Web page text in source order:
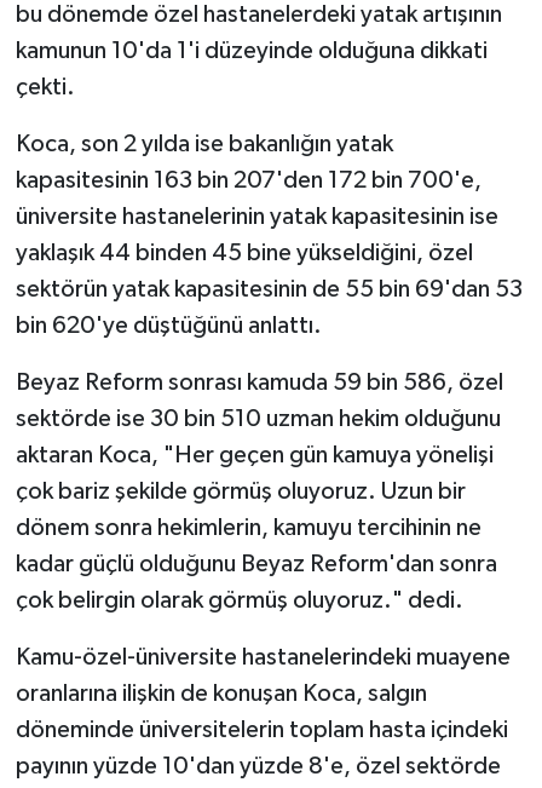
bu dönemde özel hastanelerdeki yatak artışının
kamunun 10'da 1'i düzeyinde olduğuna dikkati
çekti.
Koca, son 2 yılda ise bakanlığın yatak
kapasitesinin 163 bin 207'den 172 bin 700'e,
üniversite hastanelerinin yatak kapasitesinin ise
yaklaşık 44 binden 45 bine yükseldiğini, özel
sektörün yatak kapasitesinin de 55 bin 69'dan 53
bin 620'ye düştüğünü anlattı.
Beyaz Reform sonrası kamuda 59 bin 586, özel
sektörde ise 30 bin 510 uzman hekim olduğunu
aktaran Koca, "Her geçen gün kamuya yönelişi
çok bariz şekilde görmüş oluyoruz. Uzun bir
dönem sonra hekimlerin, kamuyu tercihinin ne
kadar güçlü olduğunu Beyaz Reform'dan sonra
çok belirgin olarak görmüş oluyoruz." dedi.
Kamu-özel-üniversite hastanelerindeki muayene
oranlarına ilişkin de konuşan Koca, salgın
döneminde üniversitelerin toplam hasta içindeki
payının yüzde 10'dan yüzde 8'e, özel sektörde